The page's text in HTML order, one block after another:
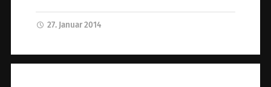
27. Januar 2014